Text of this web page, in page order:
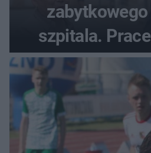
szpitala.
dziesiątki